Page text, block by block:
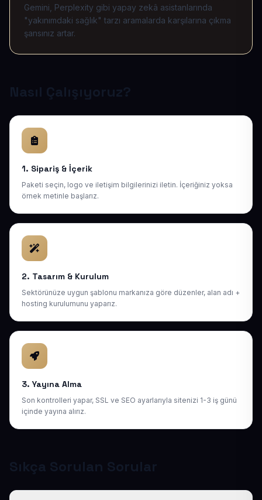
Gemini, Perplexity gibi yapay zekâ asistanlarında
"yakınımdaki sağlık" tarzı aramalarda karşılarına çıkma
şansınız artar.
Nasıl Çalışıyoruz?
1. Sipariş & İçerik
Paketi seçin, logo ve iletişim bilgilerinizi iletin. İçeriğiniz yoksa
örnek metinle başlarız.
2. Tasarım & Kurulum
Sektörünüze uygun şablonu markanıza göre düzenler, alan adı +
hosting kurulumunu yaparız.
3. Yayına Alma
Son kontrolleri yapar, SSL ve SEO ayarlarıyla sitenizi 1-3 iş günü
içinde yayına alırız.
Sıkça Sorulan Sorular